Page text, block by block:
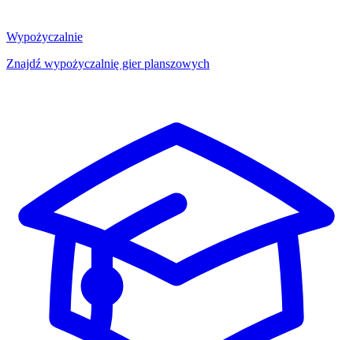
Wypożyczalnie
Znajdź wypożyczalnię gier planszowych